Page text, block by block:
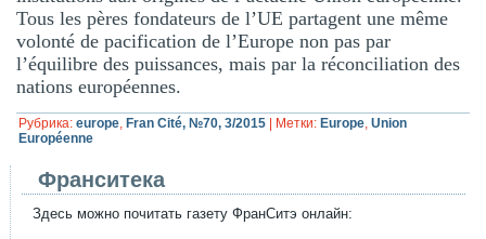
Tous les pères fondateurs de l’UE partagent une même
volonté de pacification de l’Europe non pas par
l’équilibre des puissances, mais par la réconciliation des
nations européennes.
Рубрика: europe, Fran Cité, №70, 3/2015 Метки: Europe,Union
Européenne
Франситека
Здесь можно почитать газету ФранСитэ онлайн: